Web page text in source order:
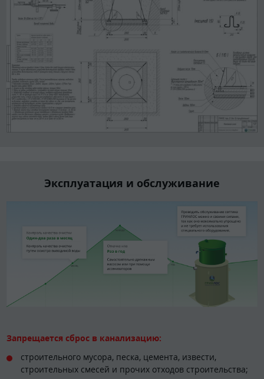
Эксплуатация и обслуживание
Запрещается сброс в канализацию:
строительного мусора, песка, цемента, извести,
строительных смесей и прочих отходов строительства;